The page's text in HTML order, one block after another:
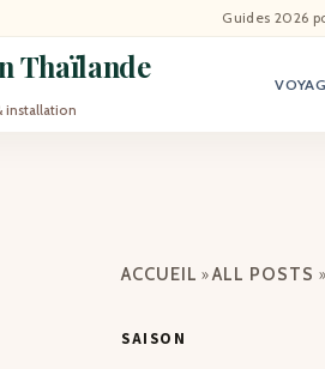
Guides 2026
Thaïlande
installation
ACCUEIL
ACCUEIL »ALL POSTS »
SAISON